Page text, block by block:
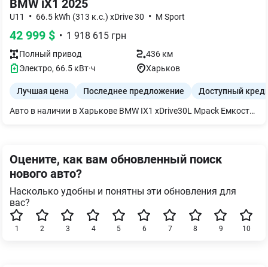
BMW iX1 2025
U11 • 66.5 kWh (313 к.с.) xDrive 30 • M Sport
42 999 $ • 1 918 615 грн
Полный привод
436 км
Электро, 66.5 кВт·ч Харьков
Лучшая цена Последнее предложение Доступный
Авто в наличии в Харькове BMW IX1 xDrive30L Mpack Емкость батареи - 66 кВт Запас хода на одном заряде - 436 км Комплектация: - Полный привод - M пакет - Комбинированный салон (алькантара+кожа) - Память сиденья водителя - Автоматическая парковка - Электрорегулировка передних сидений - Электропривод багажника - Камеры 360 - Парктроники по кругу - Датчики слепых зон - Адаптивный круиз, удержание полосы - Панорамная крыша - Проекция на лобовое стекло - Apple CarPlay - Беспроводная зарядка для телефона - Светодиодная оптика адаптивная - Акустическая система Harman/Kardon Ознакомиться с автомобилями в наличии можно в Харькове
Оцените, как вам обновленный поиск
нового авто?
Насколько удобны и понятны эти обновления для
вас?
10
9
8
7
6
5
4
3
2
1